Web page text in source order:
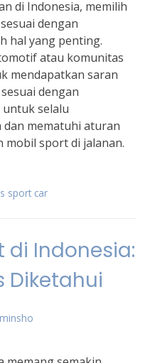
di Indonesia, memilih
dengan
hal yang penting.
atau komunitas
mendapatkan saran
dengan
untuk selalu
mematuhi aturan
mobil sport di jalanan.
sport car
di Indonesia:
Diketahui